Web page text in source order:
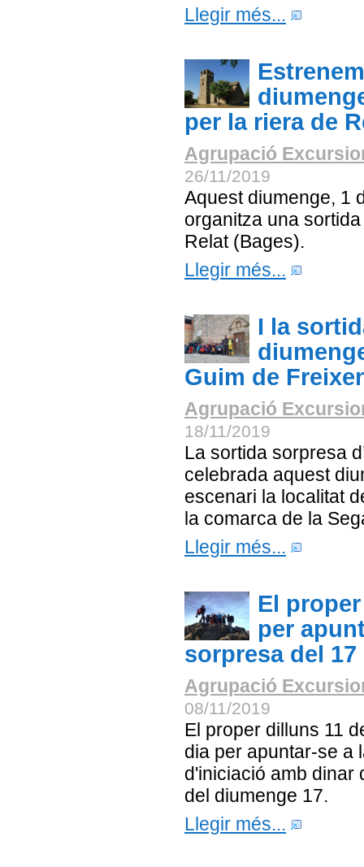
Llegir més...
per la riera de
Agrupació
26/11/2019
Aquest diumenge, 1
organitza una
Relat (Bages).
Llegir més...
I la
Guim de
Agrupació
18/11/2019
La sortida sorpresa
celebrada aquest
escenari la localitat
la comarca de la
Llegir més...
El
per
sorpresa del
Agrupació
08/11/2019
El proper dilluns 11
dia per apuntar-se a
d'iniciació amb dinar
del diumenge 17.
Llegir més...